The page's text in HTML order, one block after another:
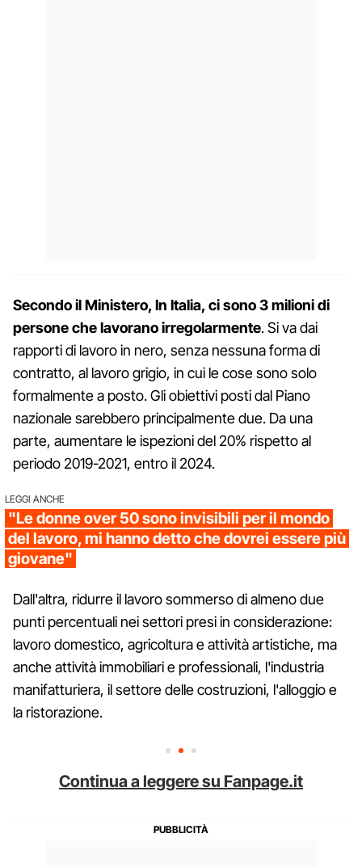
Secondo il Ministero, In Italia, ci sono 3 milioni di
persone che lavorano irregolarmente. Si va dai
rapporti di lavoro in nero, senza nessuna forma di
contratto, al lavoro grigio, in cui le cose sono solo
formalmente a posto. Gli obiettivi posti dal Piano
nazionale sarebbero principalmente due. Da una
parte, aumentare le ispezioni del 20% rispetto al
periodo 2019-2021, entro il 2024.
LEGGI ANCHE
"Le donne over 50 sono invisibili per il mondo
del lavoro, mi hanno detto che dovrei essere più
giovane"
Dall'altra, ridurre il lavoro sommerso di almeno due
punti percentuali nei settori presi in considerazione:
lavoro domestico, agricoltura e attività artistiche, ma
anche attività immobiliari e professionali, l'industria
manifatturiera, il settore delle costruzioni, l'alloggio e
la ristorazione.
Continua a leggere su Fanpage.it